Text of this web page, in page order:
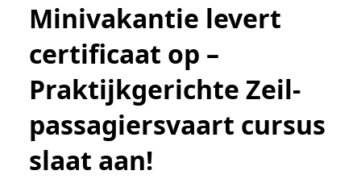
Minivakantie levert
certificaat op –
Praktijkgerichte Zeil-
passagiersvaart cursus
slaat aan!